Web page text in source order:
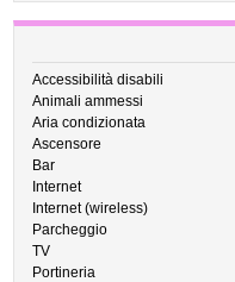
Accessibilità disabili
Animali ammessi
Aria condizionata
Ascensore
Bar
Internet
Internet (wireless)
Parcheggio
TV
Portineria